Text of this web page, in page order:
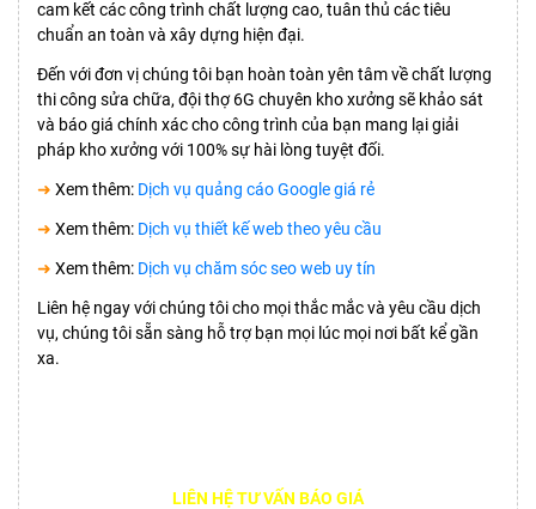
cam kết các công trình chất lượng cao, tuân thủ các tiêu
chuẩn an toàn và xây dựng hiện đại.
Đến với đơn vị chúng tôi bạn hoàn toàn yên tâm về chất lượng
thi công sửa chữa, đội thợ 6G chuyên kho xưởng sẽ khảo sát
và báo giá chính xác cho công trình của bạn mang lại giải
pháp kho xưởng với 100% sự hài lòng tuyệt đối.
➜ Xem thêm: Dịch vụ quảng cáo Google giá rẻ
➜ Xem thêm: Dịch vụ thiết kế web theo yêu cầu
➜ Xem thêm: Dịch vụ chăm sóc seo web uy tín
Liên hệ ngay với chúng tôi cho mọi thắc mắc và yêu cầu dịch
vụ, chúng tôi sẵn sàng hỗ trợ bạn mọi lúc mọi nơi bất kể gần
xa.
LIÊN HỆ TƯ VẤN BÁO GIÁ